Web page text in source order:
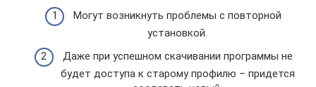
Могут возникнуть проблемы с повторной
установкой.
Даже при успешном скачивании программы не
будет доступа к старому профилю – придется